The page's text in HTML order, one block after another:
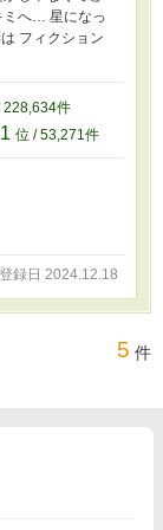
ミへ… 星になっ
フィクション
228,634件
位 / 53,271件
登録日 2024.12.18
5 件